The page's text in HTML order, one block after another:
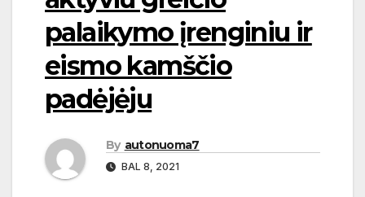
palaikymo įrenginiu ir
eismo kamščio
padėjėju
By autonuoma7
BAL 8, 2021